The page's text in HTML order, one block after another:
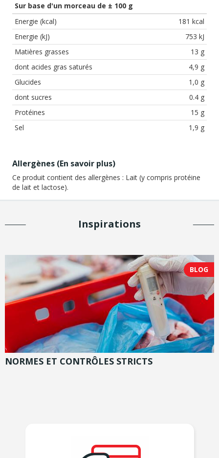
Sur base d'un morceau de ± 100 g
Energie (kcal)
181 kcal
Energie (kJ)
753 kJ
Matières grasses
13 g
dont acides gras saturés
4,9 g
Glucides
1,0 g
dont sucres
0.4 g
Protéines
15 g
Sel
1,9 g
Allergènes (En savoir plus)
Ce produit contient des allergènes : Lait (y compris protéine
de lait et lactose).
Inspirations
BLOG
NORMES ET CONTRÔLES STRICTS